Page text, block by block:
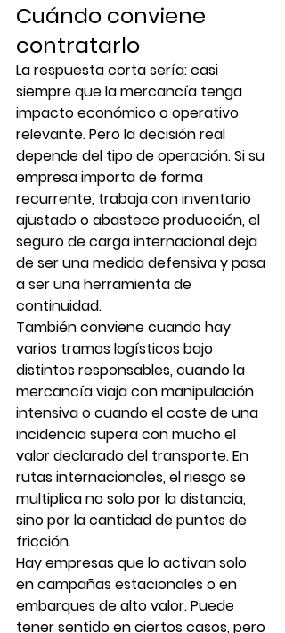
Cuándo conviene
contratarlo
La respuesta corta sería: casi
siempre que la mercancía tenga
impacto económico o operativo
relevante. Pero la decisión real
depende del tipo de operación. Si su
empresa importa de forma
recurrente, trabaja con inventario
ajustado o abastece producción, el
seguro de carga internacional deja
de ser una medida defensiva y pasa
a ser una herramienta de
continuidad.
También conviene cuando hay
varios tramos logísticos bajo
distintos responsables, cuando la
mercancía viaja con manipulación
intensiva o cuando el coste de una
incidencia supera con mucho el
valor declarado del transporte. En
rutas internacionales, el riesgo se
multiplica no solo por la distancia,
sino por la cantidad de puntos de
fricción.
Hay empresas que lo activan solo
en campañas estacionales o en
embarques de alto valor. Puede
tener sentido en ciertos casos, pero